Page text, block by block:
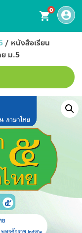
account_circle
shopping_cart0
/ หนังสือเรียน
ย ม.5